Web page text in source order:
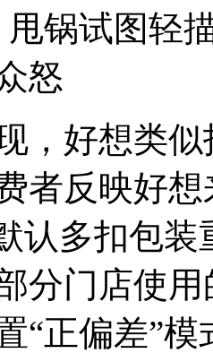
甩锅试图轻
怒
，好想类似
者反映好
认多扣包
分门店使
“正偏差”